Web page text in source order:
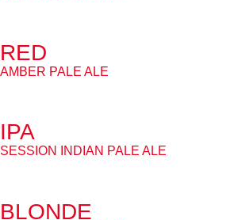
RED
AMBER PALE ALE
IPA
SESSION INDIAN PALE ALE
BLONDE